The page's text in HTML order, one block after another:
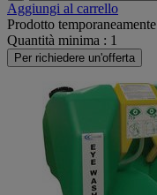
Aggiungi al carrello
Prodotto
Quantità minima : 1
Per richiedere un'offerta